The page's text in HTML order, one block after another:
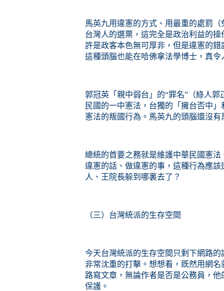
馬英九用違憲的方式、用最重的處罰
台灣人的選票，這完全是政治利益的
許是政客本色無可厚非，但是違憲的
這種頭腦也能在哈佛拿法學博士，真
郭冠英「親中弱台」的“罪名”（綠人
民國的一中憲法，台獨的「擁台否中
憲法的叛國行為。馬英九的頭腦還沒
總統的首要之務就是維護中華民國憲
違憲的話、做違憲的事，這種行為應
人、王院長躲到哪裏去了？
（三）台灣統派的生存空間
今天台灣統派的生存空間只剩下網路
非常沈重的打擊。想想看，既然用網
路寫文章，無論作者是否是公務員，
保護。